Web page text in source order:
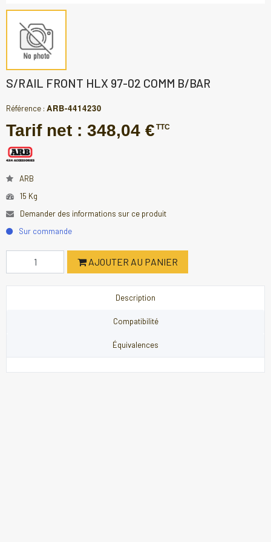
S/RAIL FRONT HLX 97-02 COMM B/BAR
Référence : ARB-4414230
Tarif net : 348,04 € TTC
ARB
15 Kg
Demander des informations sur ce produit
Sur commande
AJOUTER AU PANIER
Description
Compatibilité
Équivalences